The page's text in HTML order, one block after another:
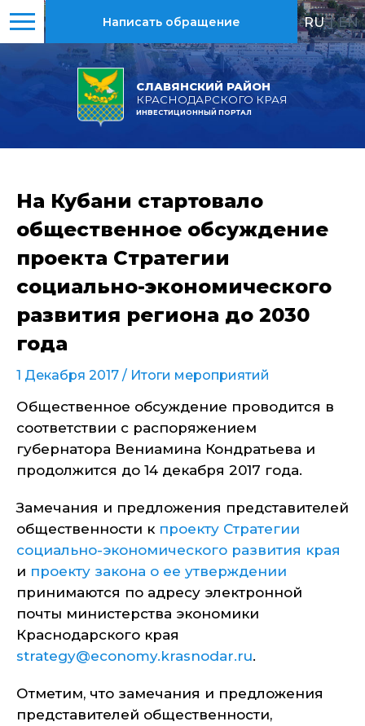
СЛАВЯНСКИЙ РАЙОН
КРАСНОДАРСКОГО КРАЯ
ИНВЕСТИЦИОННЫЙ ПОРТАЛ
Написать обращение RU | EN
На Кубани стартовало
общественное обсуждение
проекта Стратегии
социально-экономического
развития региона до 2030
года
1 Декабря 2017 / Итоги мероприятий
Общественное обсуждение проводится в
соответствии с распоряжением
губернатора Вениамина Кондратьева и
продолжится до 14 декабря 2017 года.
Замечания и предложения представителей
общественности к проекту Стратегии
социально-экономического развития края
и проекту закона о ее утверждении
принимаются по адресу электронной
почты министерства экономики
Краснодарского края
strategy@economy.krasnodar.ru.
Отметим, что замечания и предложения
представителей общественности,